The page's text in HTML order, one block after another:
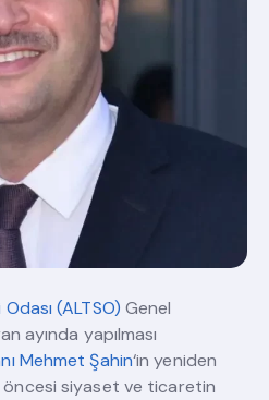
(ALTSO) Genel
ayında yapılması
Mehmet Şahin‘in yeniden
öncesi siyaset ve ticaretin